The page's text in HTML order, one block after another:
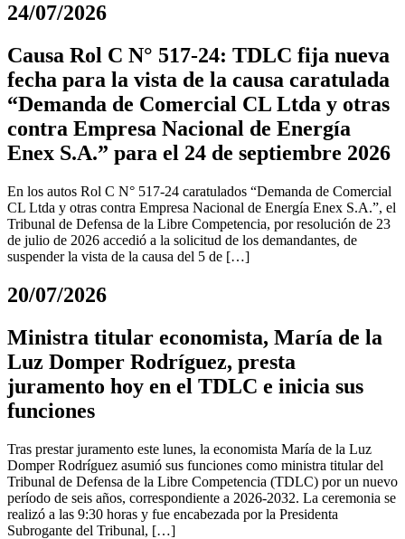
24/07/2026
Causa Rol C N° 517-24: TDLC fija nueva
fecha para la vista de la causa caratulada
“Demanda de Comercial CL Ltda y otras
contra Empresa Nacional de Energía
Enex S.A.” para el 24 de septiembre 2026
En los autos Rol C N° 517-24 caratulados “Demanda de Comercial
CL Ltda y otras contra Empresa Nacional de Energía Enex S.A.”, el
Tribunal de Defensa de la Libre Competencia, por resolución de 23
de julio de 2026 accedió a la solicitud de los demandantes, de
suspender la vista de la causa del 5 de […]
20/07/2026
Ministra titular economista, María de la
Luz Domper Rodríguez, presta
juramento hoy en el TDLC e inicia sus
funciones
Tras prestar juramento este lunes, la economista María de la Luz
Domper Rodríguez asumió sus funciones como ministra titular del
Tribunal de Defensa de la Libre Competencia (TDLC) por un nuevo
período de seis años, correspondiente a 2026-2032. La ceremonia se
realizó a las 9:30 horas y fue encabezada por la Presidenta
Subrogante del Tribunal, […]